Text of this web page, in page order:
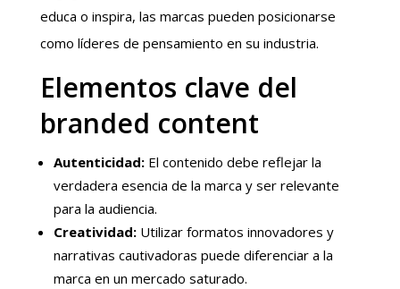
educa o inspira, las marcas pueden posicionarse
como líderes de pensamiento en su industria.
Elementos clave del
branded content
Autenticidad:El contenido debe reflejar la
verdadera esencia de la marca y ser relevante
para la audiencia.
Creatividad:Utilizar formatos innovadores y
narrativas cautivadoras puede diferenciar a la
marca en un mercado saturado.